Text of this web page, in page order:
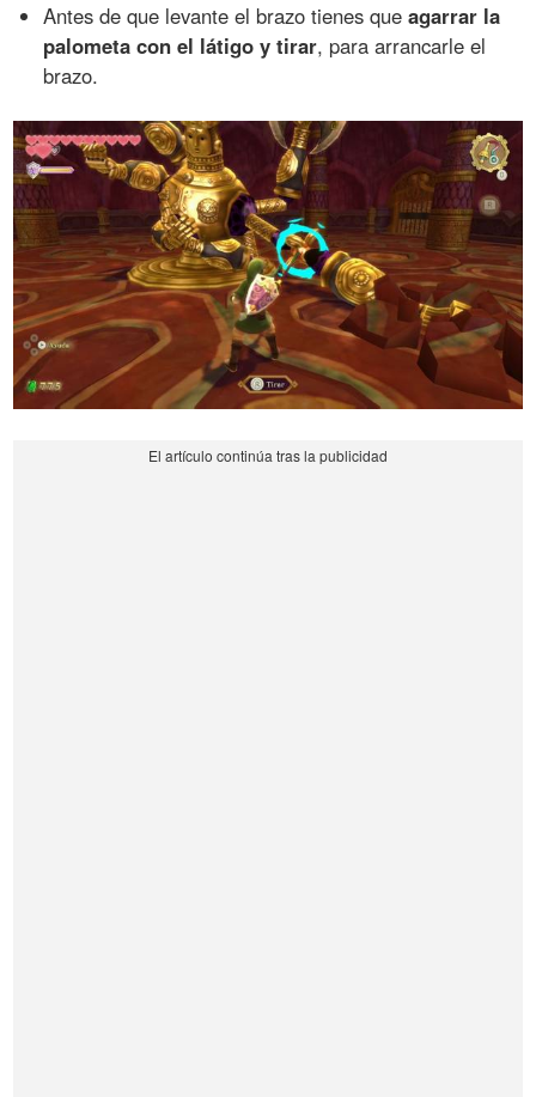
Antes de que levante el brazo tienes queagarrar la
palometa con el látigo y tirar, para arrancarle el
brazo.